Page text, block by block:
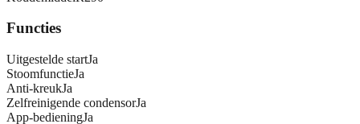
Functies
Uitgestelde startJa
StoomfunctieJa
Anti-kreukJa
Zelfreinigende condensorJa
App-bedieningJa